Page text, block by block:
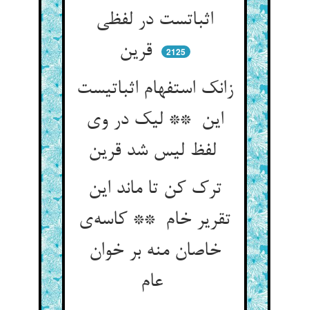
اثباتست در لفظی
قرین
2125
زانک استفهام اثباتیست
این ** لیک در وی
لفظ لیس شد قرین
ترک کن تا ماند این
تقریر خام ** کاسه‌ی
خاصان منه بر خوان